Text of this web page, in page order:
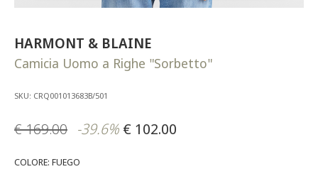
HARMONT & BLAINE
Camicia Uomo a Righe "Sorbetto"
SKU: CRQ001013683B/501
€ 169.00 -39.6% € 102.00
COLORE: FUEGO